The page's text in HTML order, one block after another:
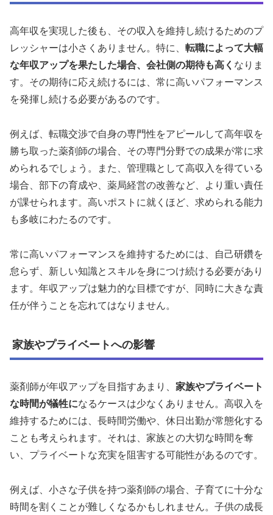
高年収を実現した後も、その収入を維持し続けるためのプ
レッシャーは小さくありません。特に、 転職によって大幅
な年収アップを果たした場合、会社側の期待も高く なりま
す。その期待に応え続けるには、常に高いパフォーマンス
を発揮し続ける必要があるのです。
例えば、転職交渉で自身の専門性をアピールして高年収を
勝ち取った薬剤師の場合、その専門分野での成果が常に求
められるでしょう。また、管理職として高収入を得ている
場合、部下の育成や、薬局経営の改善など、より重い責任
が課せられます。高いポストに就くほど、求められる能力
も多岐にわたるのです。
常に高いパフォーマンスを維持するためには、自己研鑽を
怠らず、新しい知識とスキルを身につけ続ける必要があり
ます。年収アップは魅力的な目標ですが、同時に大きな責
任が伴うことを忘れてはなりません。
家族やプライベートへの影響
薬剤師が年収アップを目指すあまり、 家族やプライベート
な時間が犠牲になるケースは少なくありません。高収入を
維持するためには、長時間労働や、休日出勤が常態化する
ことも考えられます。それは、家族との大切な時間を奪
い、プライベートな充実を阻害する可能性があるのです。
例えば、小さな子供を持つ薬剤師の場合、子育てに十分な
時間を割くことが難しくなるかもしれません。子供の成長